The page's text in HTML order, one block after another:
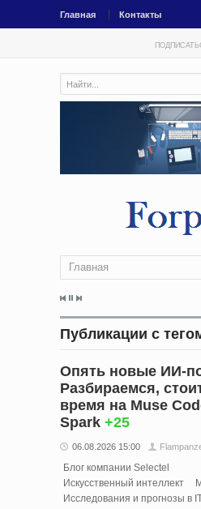
Главная Контакты
Главная
Публикации с
Опять новые ИИ-
Разбираемся,
время на Muse
Spark +25
06.08.2026 15:00
Блог компании Selectel
Искусственный интеллект
Исследования и прогнозы в